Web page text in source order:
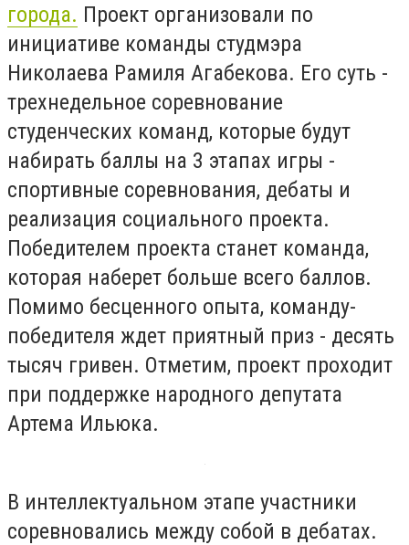
города. Проект организовали по
инициативе команды студмэра
Николаева Рамиля Агабекова. Его суть -
трехнедельное соревнование
студенческих команд, которые будут
набирать баллы на 3 этапах игры -
спортивные соревнования, дебаты и
реализация социального проекта.
Победителем проекта станет команда,
которая наберет больше всего баллов.
Помимо бесценного опыта, команду-
победителя ждет приятный приз - десять
тысяч гривен. Отметим, проект проходит
при поддержке народного депутата
Артема Ильюка.
В интеллектуальном этапе участники
соревновались между собой в дебатах.